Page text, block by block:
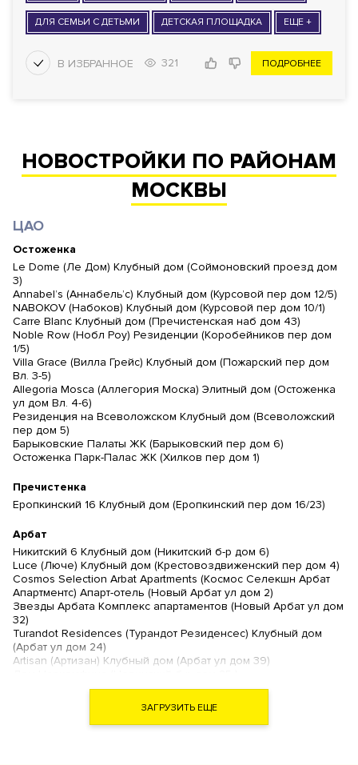
ДЛЯ СЕМЬИ С ДЕТЬМИ ДЕТСКАЯ ПЛОЩАДКА ЕЩЕ +
321 ПОДРОБНЕЕ
НОВОСТРОЙКИ ПО РАЙОНАМ
МОСКВЫ
ЦАО
Остоженка
Le Dome (Ле Дом) Клубный дом (Соймоновский проезд дом
3)
Annabel’s (Аннабель’с) Клубный дом (Курсовой пер дом 12/5)
NABOKOV (Набоков) Клубный дом (Курсовой пер дом 10/1)
Carre Blanc Клубный дом (Пречистенская наб дом 43)
Noble Row (Нобл Роу) Резиденции (Коробейников пер дом
1/5)
Villa Grace (Вилла Грейс) Клубный дом (Пожарский пер дом
Вл. 3-5)
Allegoria Mosca (Аллегория Моска) Элитный дом (Остоженка
ул дом Вл. 4-6)
Резиденция на Всеволожском Клубный дом (Всеволожский
пер дом 5)
Барыковские Палаты ЖК (Барыковский пер дом 6)
Остоженка Парк-Палас ЖК (Хилков пер дом 1)
Пречистенка
Еропкинский 16 Клубный дом (Еропкинский пер дом 16/23)
Арбат
Никитский 6 Клубный дом (Никитский б-р дом 6)
Luce (Люче) Клубный дом (Крестовоздвиженский пер дом 4)
Cosmos Selection Arbat Apartments (Космос Селекшн Арбат
Апартментс) Апарт-отель (Новый Арбат ул дом 2)
Звезды Арбата Комплекс апартаментов (Новый Арбат ул дом
32)
Turandot Residences (Турандот Резиденсес) Клубный дом
(Арбат ул дом 24)
Artisan (Артизан) Клубный дом (Арбат ул дом 39)
Дом на Хлебном (Хлебный пер дом 19)
The Book (Зе Бук) Комплекс апартаментов (Новый Арбат ул
Amorini Dorati (Помпейский дом) Клубный дом (Филипповский
ЗАГРУЗИТЬ ЕЩЕ